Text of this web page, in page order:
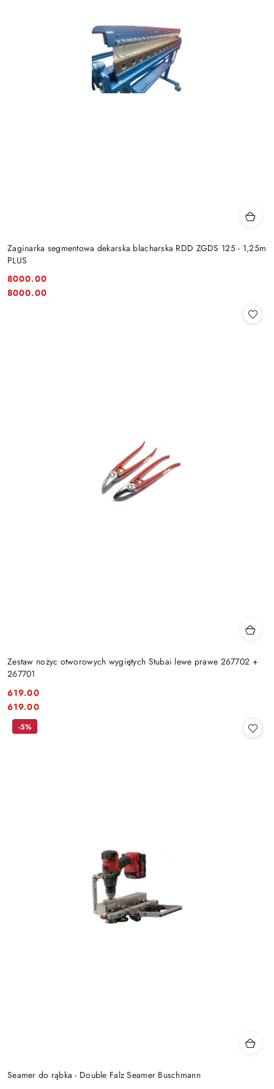
Zaginarka segmentowa dekarska blacharska RDD ZGDS 125 - 1,25m
PLUS
Cena:
8000.00
Cena:
8000.00
Zestaw nożyc otworowych wygiętych Stubai lewe prawe 267702 +
267701
Cena:
619.00
Cena:
619.00
Seamer do rąbka - Double Falz Seamer Buschmann
-5%